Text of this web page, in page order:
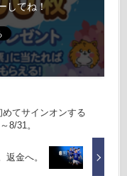
してね！
てサインオンする
8/31。
返金へ。